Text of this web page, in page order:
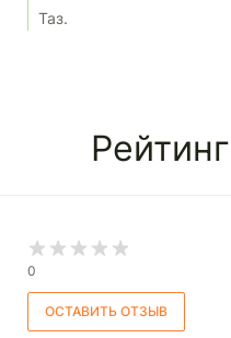
Таз.
0